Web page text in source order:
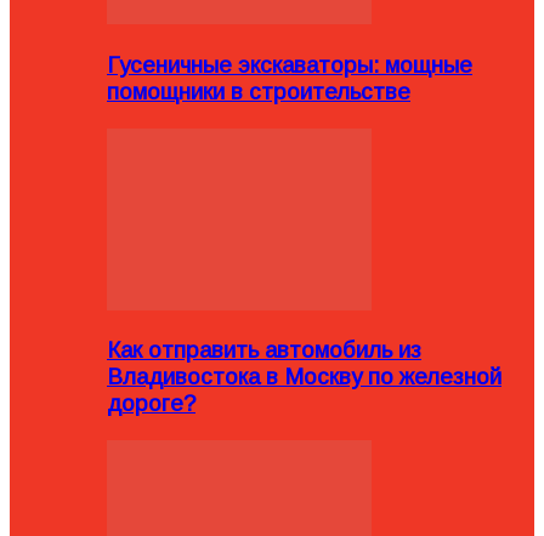
Гусеничные экскаваторы: мощные
помощники в строительстве
Как отправить автомобиль из
Владивостока в Москву по железной
дороге?